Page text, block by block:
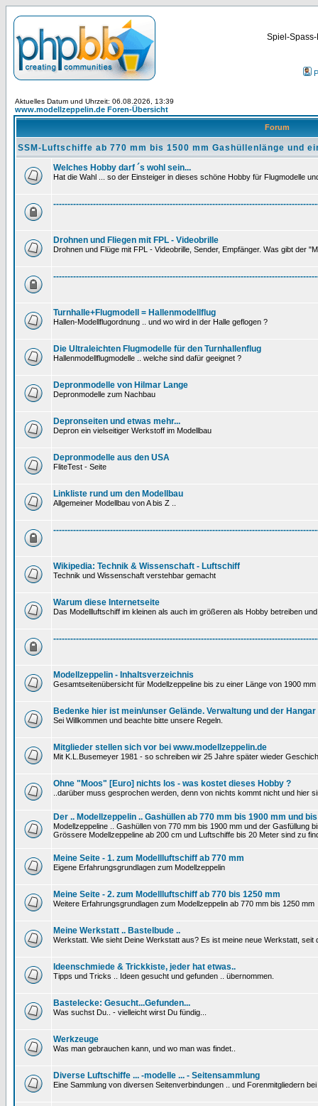
Spiel-
Aktuelles Datum und Uhrzeit: 06.08.2026, 13:39
www.modellzeppelin.de Foren-Übersicht
Forum
SSM-Luftschiffe ab 770 mm bis 1500 mm Gashüllenlänge und
Welches Hobby darf ´s wohl sein...
Hat die Wahl ... so der Einsteiger in dieses schöne Hobby für Flugmodelle
Drohnen und Fliegen mit FPL - Videobrille
Drohnen und Flüge mit FPL - Videobrille, Sender, Empfänger. Was gibt der
Turnhalle+Flugmodell = Hallenmodellflug
Hallen-Modellflugordnung .. und wo wird in der Halle geflogen ?
Die Ultraleichten Flugmodelle für den Turnhallenflug
Hallenmodellflugmodelle .. welche sind dafür geeignet ?
Depronmodelle von Hilmar Lange
Depronmodelle zum Nachbau
Depronseiten und etwas mehr...
Depron ein vielseitiger Werkstoff im Modellbau
Depronmodelle aus den USA
FliteTest - Seite
Linkliste rund um den Modellbau
Allgemeiner Modellbau von A bis Z ..
Wikipedia: Technik & Wissenschaft - Luftschiff
Technik und Wissenschaft verstehbar gemacht
Warum diese Internetseite
Das Modellluftschiff im kleinen als auch im größeren als Hobby betreiben
Modellzeppelin - Inhaltsverzeichnis
Gesamtseitenübersicht für Modellzeppeline bis zu einer Länge von 1900 mm
Bedenke hier ist mein/unser Gelände. Verwaltung und der Hangar
Sei Willkommen und beachte bitte unsere Regeln.
Mitglieder stellen sich vor bei www.modellzeppelin.de
Mit K.L.Busemeyer 1981 - so schreiben wir 25 Jahre später wieder
Ohne "Moos" [Euro] nichts los - was kostet dieses Hobby ?
..darüber muss gesprochen werden, denn von nichts kommt nicht und hier
Der .. Modellzeppelin .. Gashüllen ab 770 mm bis 1900 mm und
Modellzeppeline .. Gashüllen von 770 mm bis 1900 mm und der
Grössere Modellzeppeline ab 200 cm und Luftschiffe bis 20 Meter sind zu
Meine Seite - 1. zum Modellluftschiff ab 770 mm
Eigene Erfahrungsgrundlagen zum Modellzeppelin
Meine Seite - 2. zum Modellluftschiff ab 770 bis 1250 mm
Weitere Erfahrungsgrundlagen zum Modellzeppelin ab 770 mm bis 1250 mm
Meine Werkstatt .. Bastelbude ..
Werkstatt. Wie sieht Deine Werkstatt aus? Es ist meine neue Werkstatt, seit
Ideenschmiede & Trickkiste, jeder hat etwas..
Tipps und Tricks .. Ideen gesucht und gefunden .. übernommen.
Bastelecke: Gesucht...Gefunden...
Was suchst Du.. - vielleicht wirst Du fündig...
Werkzeuge
Was man gebrauchen kann, und wo man was findet..
Diverse Luftschiffe ... -modelle ... - Seitensammlung
Eine Sammlung von diversen Seitenverbindungen .. und Forenmitgliedern